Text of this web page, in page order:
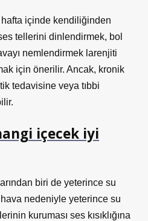
içinde kendiliğinden
tellerini dinlendirmek, bol
nemlendirmek larenjiti
için önerilir. Ancak, kronik
tedavisine veya tıbbi
içecek iyi
biri de yeterince su
nedeniyle yeterince su
kuruması ses kısıklığına